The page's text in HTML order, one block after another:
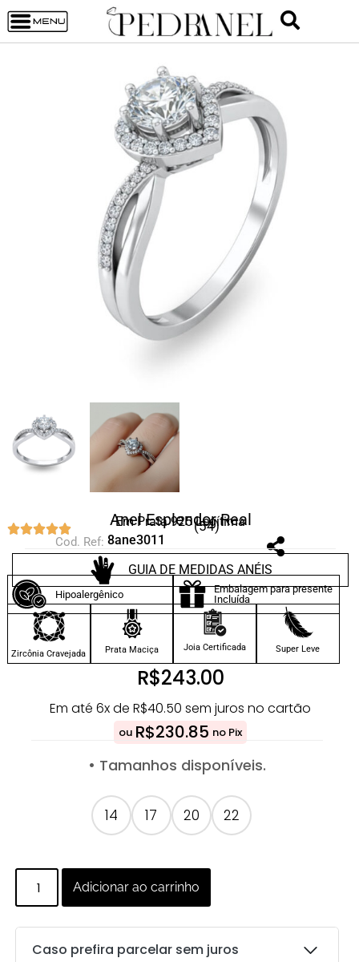
Anel Esplendor Real
Em Prata 925 Legítima
(54)
Cod. Ref: 8ane3011
GUIA DE MEDIDAS ANÉIS
Hipoalergênico
Embalagem para presente
Incluída
Zircônia Cravejada Prata Maciça Joia Certificada Super Leve
R$243.00
Em até 6x de R$40.50 sem juros no cartão
ou R$230.85 no Pix
• Tamanhos disponíveis.
14 17 20 22
Adicionar ao carrinho
Caso prefira parcelar sem juros